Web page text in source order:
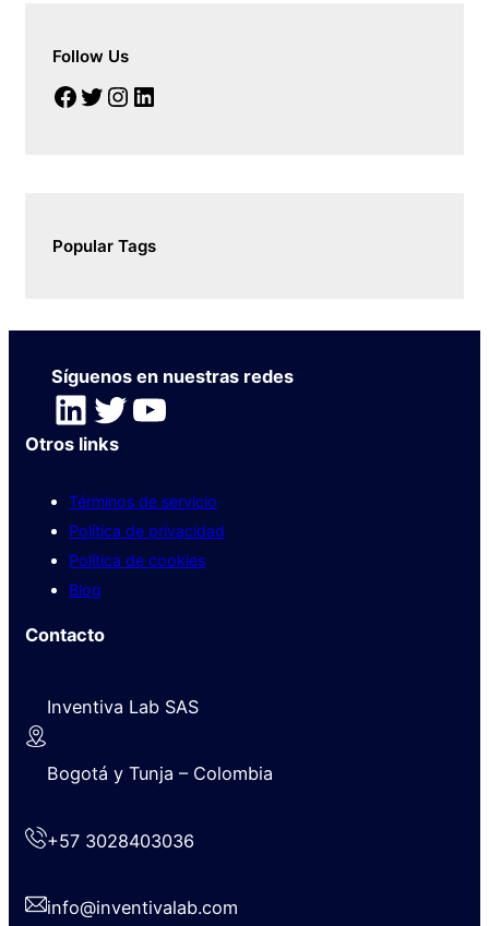
Follow Us
Facebook Twitter Instagram LinkedIn
Popular Tags
Síguenos en nuestras redes
LinkedIn Twitter YouTube
Otros links
Términos de servicio
Política de privacidad
Política de cookies
Blog
Contacto
Inventiva Lab SAS
Bogotá y Tunja – Colombia
+57 3028403036
info@inventivalab.com